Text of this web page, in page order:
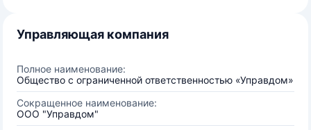
Управляющая компания
Полное наименование:
Общество с ограниченной ответственностью «Управдом»
Сокращенное наименование:
ООО "Управдом"